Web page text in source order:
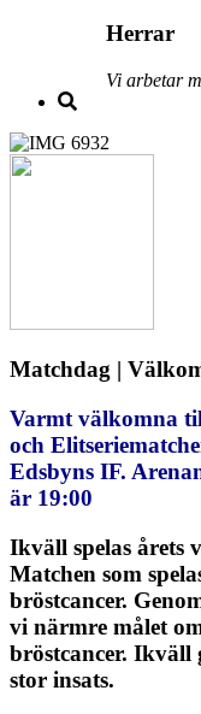
Herrar
Vi arbetar
Matchdag |
Varmt välkomna
och
Edsbyns IF.
är 19:00
Ikväll spelas årets
Matchen som
bröstcancer.
vi närmre målet
bröstcancer. Ikväll
stor insats.